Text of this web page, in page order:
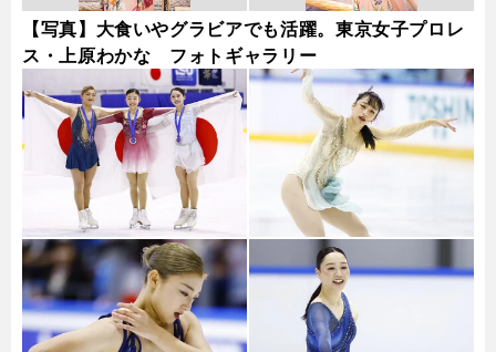
【写真】大食いやグラビアでも活躍。東京女子プロレ
ス・上原わかな フォトギャラリー